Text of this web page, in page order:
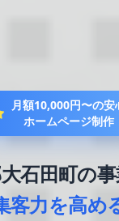
月額10,000円〜の安
ホームページ制作
石田町の
客力を高め